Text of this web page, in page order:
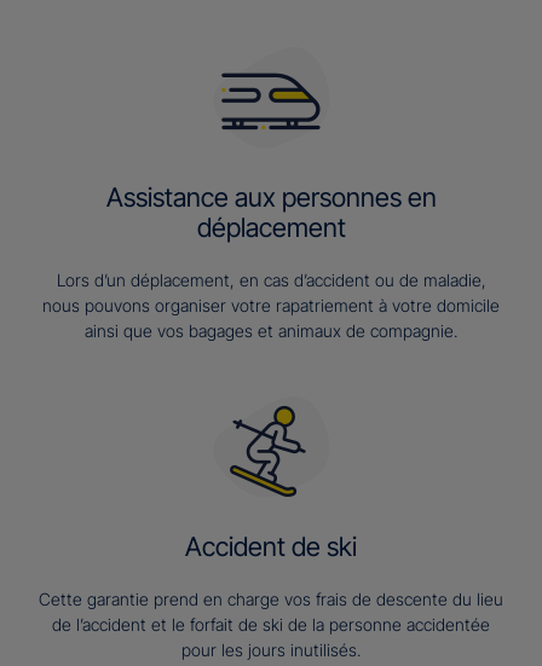
Assistance aux personnes en
déplacement
Lors d’un déplacement, en cas d’accident ou de maladie,
nous pouvons organiser votre rapatriement à votre domicile
ainsi que vos bagages et animaux de compagnie.
Accident de ski
Cette garantie prend en charge vos frais de descente du lieu
de l’accident et le forfait de ski de la personne accidentée
pour les jours inutilisés.